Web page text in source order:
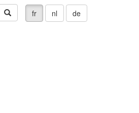
fr nl de
recherche